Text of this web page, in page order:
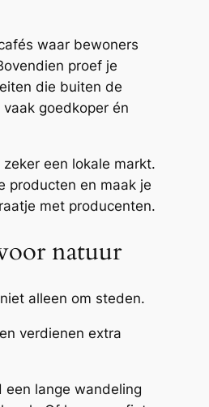
waar bewoners
proef je
die buiten de
goedkoper én
een lokale markt.
producten en maak je
met producenten.
natuur
alleen om steden.
verdienen extra
een lange wandeling